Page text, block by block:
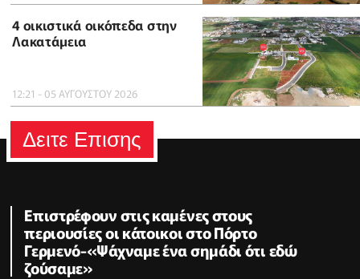
4 οικιστικά οικόπεδα στην
Λακατάμεια
12:21 - 05 ΑΥΓΟΥΣΤΟΥ 2026
Δειτε Επισης
Επιστρέφουν στις καμένες στους
περιουσίες οι κάτοικοι στο Πόρτο
Γερμενό-«Ψάχναμε ένα σημάδι ότι εδώ
ζούσαμε»